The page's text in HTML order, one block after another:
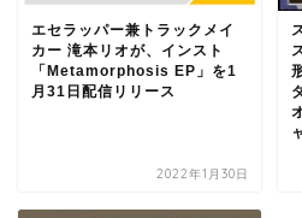
エセラッパー兼トラックメイ
カー 滝本リオが、インスト
「Metamorphosis EP」を1
月31日配信リリース
2022年1月30日